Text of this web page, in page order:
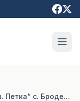
Мало осветување на параклисот „Св. Петка“ с. Бродец – Маврово